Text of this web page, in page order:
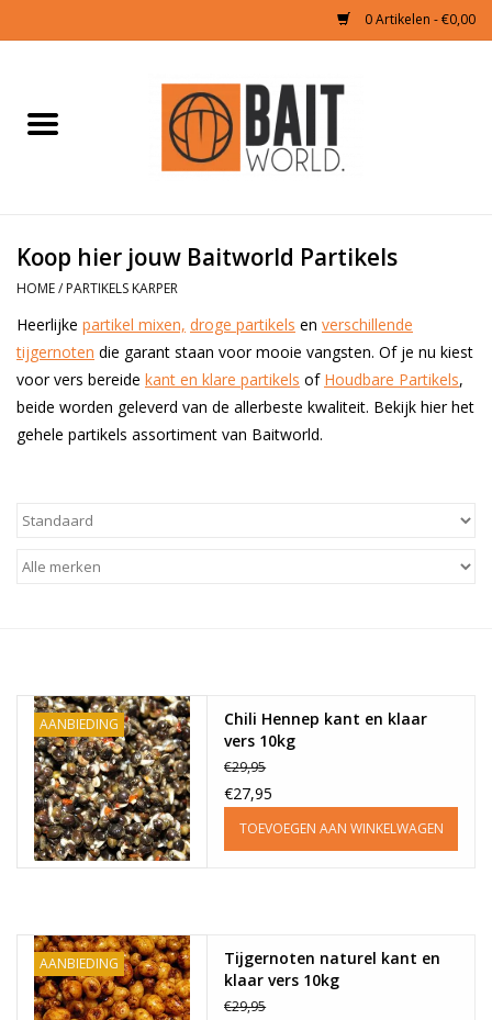
0 Artikelen - €0,00
Boilies & Additieven
Hookbaits
Pellets
BLOG
Koop hier jouw Baitworld Partikels
HOME/ PARTIKELS KARPER
Heerlijke partikel mixen, droge partikels en verschillende
tijgernoten die garant staan voor mooie vangsten. Of je nu kiest
voor vers bereide kant en klare partikels of Houdbare Partikels,
beide worden geleverd van de allerbeste kwaliteit. Bekijk hier het
gehele partikels assortiment van Baitworld.
AANBIEDING
Chili Hennep kant en klaar
vers 10kg
€29,95
€27,95
TOEVOEGEN AAN WINKELWAGEN
AANBIEDING
Tijgernoten naturel kant en
klaar vers 10kg
€29,95